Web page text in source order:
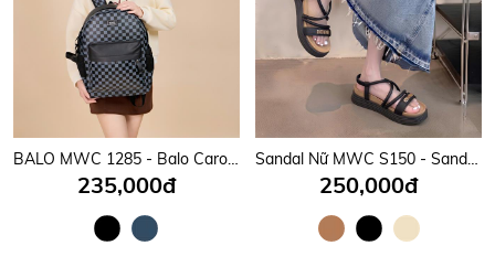
BALO MWC 1285 - Balo Caro Đi Học, Đi Làm Đậm Chất Streetwear Cá Tính, Chất Ngầu Mỗi Bước Chân.
235,000đ
Sandal Nữ MWC S150 - Sandal Nữ Quai Mảnh Phối Khoá Chữ Kim Loại Sáng Đẹp, Thanh Lịch, Thời Trang.
250,000đ